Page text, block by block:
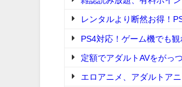
レンタルより断然お得！
PS4対応！ゲーム機でも
定額でアダルトAVをがっ
エロアニメ、アダルトア